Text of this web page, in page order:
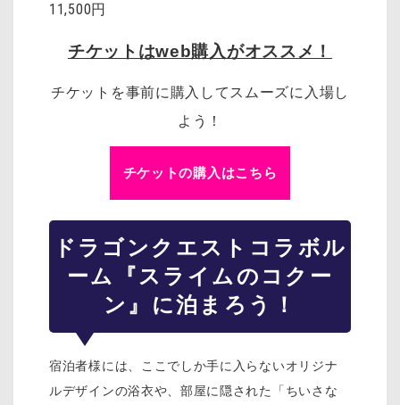
11,500円
チケットはweb購入がオススメ！
チケットを事前に購入してスムーズに入場し
よう！
チケットの購入はこちら
ドラゴンクエスト コラボル
ーム『スライムのコクー
ン』に泊まろう！
宿泊者様には、ここでしか手に入らないオリジナ
ルデザインの浴衣や、部屋に隠された「ちいさな